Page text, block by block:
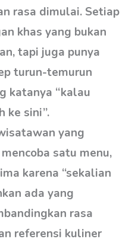
rasa dimulai. Setiap
khas yang bukan
tapi juga punya
turun-temurun
katanya “kalau
ke sini”.
yang
satu menu,
karena “sekalian
ada yang
rasa
referensi kuliner